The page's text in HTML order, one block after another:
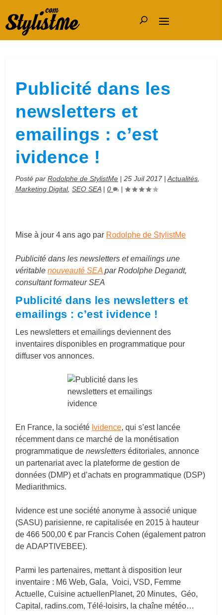
Publicité dans les
newsletters et
emailings : c’est
ividence !
Posté parRodolphe de StylistMe |25 Juil 2017|Actualités
Marketing Digital,SEO SEA|0 |
Mise à jour4 ans ago par Rodolphe de StylistMe
Publicité dans les newsletters et emailings une
véritablenouveauté SEApar Rodolphe Degandt,
consultant formateur SEA
Publicité dans les newsletters et
emailings : c’est ividence !
Les newsletters et emailings deviennent des
inventaires disponibles en programmatique pour
diffuser vos annonces.
En France, la société Ividence, qui s’est lancée
récemment dans ce marché de la monétisation
programmatique denewsletterséditoriales,annonce
un partenariat avec la plateforme de gestion de
données (DMP) et d’achats en programmatique (DSP)
Mediarithmics.
Ividence est une société anonyme à associé unique
(SASU) parisienne, re capitalisée en 2015 à hauteur
de 466 500,00 € par Francis Cohen (également patron
de ADAPTIVEBEE).
Parmi les partenaires, mettant à disposition leur
inventaire : M6 Web, Gala, Voici, VSD, Femme
Actuelle, Cuisine actuellenPlanet, 20 Minutes, Géo,
Capital, radins.com, Télé-loisirs, la chaîne météo…